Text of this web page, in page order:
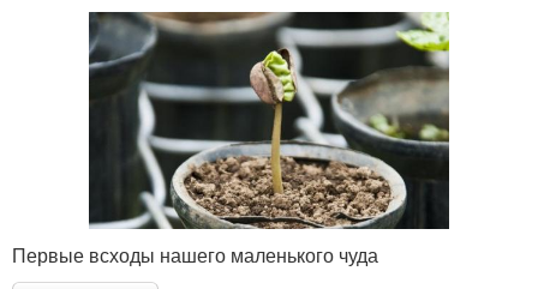
Первые всходы нашего маленького чуда